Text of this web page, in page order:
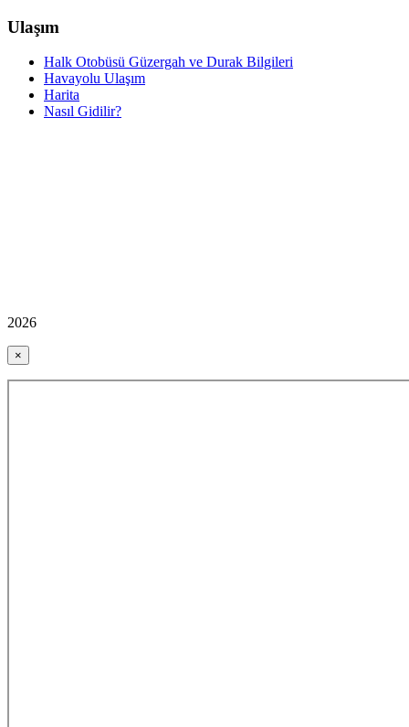
Ulaşım
Halk Otobüsü Güzergah ve Durak Bilgileri
Havayolu Ulaşım
Harita
Nasıl Gidilir?
2026
×